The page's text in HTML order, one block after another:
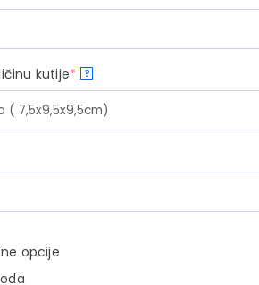
kutije* ?
opcije